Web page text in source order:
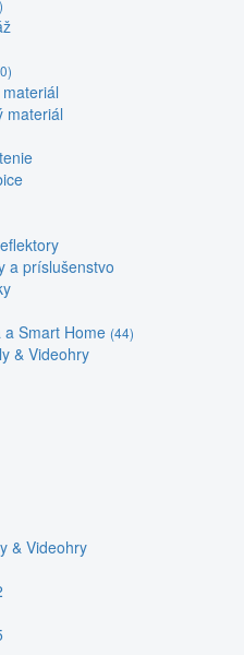
materiál
a príslušenstvo
a Smart Home (44)
& Videohry
& Videohry